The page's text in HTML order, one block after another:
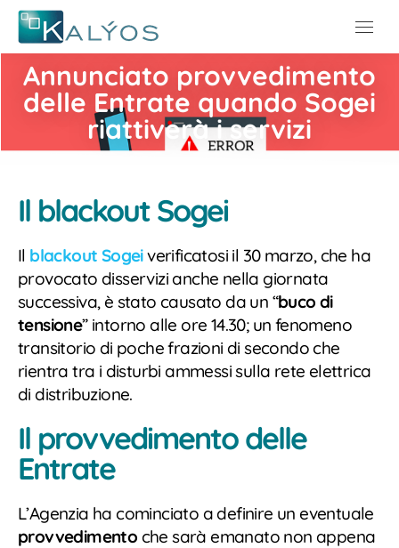
Annunciato provvedimento
delle Entrate quando Sogei
riattiverà i servizi
Il blackout Sogei
Il blackout Sogeiverificatosi il 30 marzo, che ha
provocato disservizi anche nella giornata
successiva, è stato causato da un “buco di
tensione” intorno alle ore 14.30; un fenomeno
transitorio di poche frazioni di secondo che
rientra tra i disturbi ammessi sulla rete elettrica
di distribuzione.
Il provvedimento delle
Entrate
L’Agenzia ha cominciato a definire un eventuale
provvedimento che sarà emanato non appena